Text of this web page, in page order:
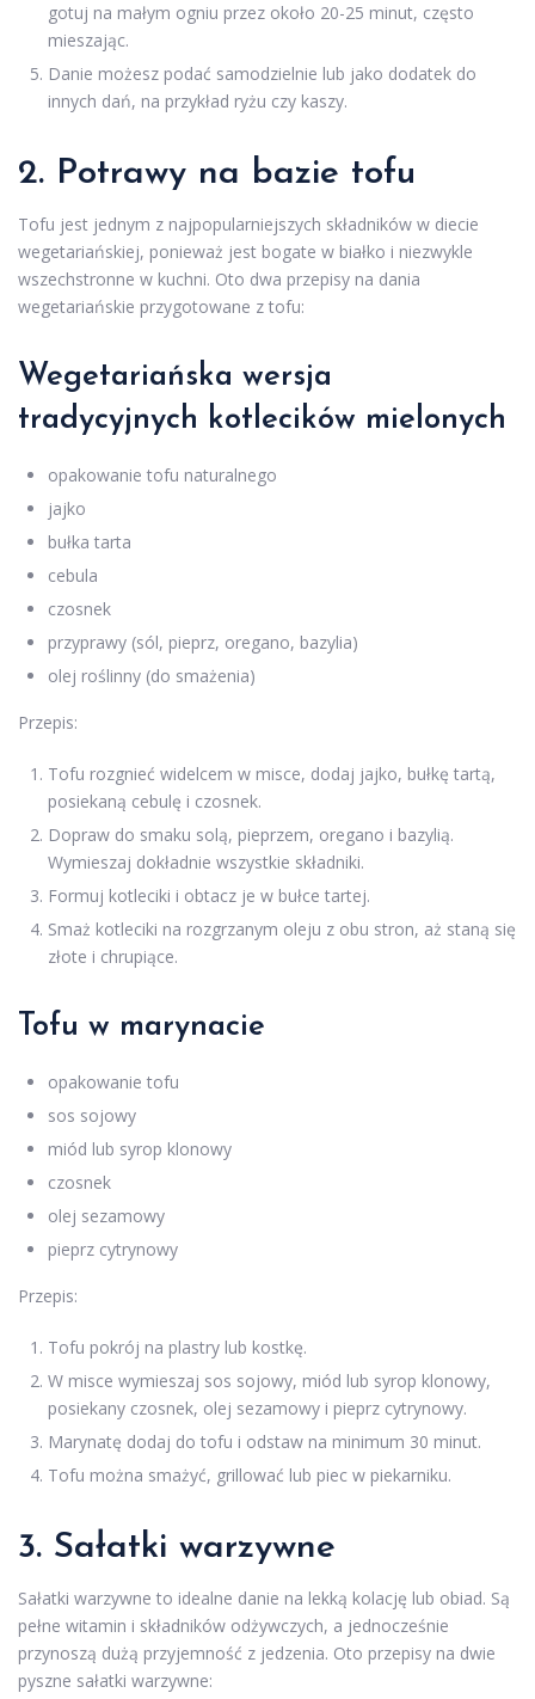
gotuj na małym ogniu przez około 20-25 minut, często
mieszając.
Danie możesz podać samodzielnie lub jako dodatek do
innych dań, na przykład ryżu czy kaszy.
2. Potrawy na bazie tofu
Tofu jest jednym z najpopularniejszych składników w diecie
wegetariańskiej, ponieważ jest bogate w białko i niezwykle
wszechstronne w kuchni. Oto dwa przepisy na dania
wegetariańskie przygotowane z tofu:
Wegetariańska wersja
tradycyjnych kotlecików mielonych
opakowanie tofu naturalnego
jajko
bułka tarta
cebula
czosnek
przyprawy (sól, pieprz, oregano, bazylia)
olej roślinny (do smażenia)
Przepis:
Tofu rozgnieć widelcem w misce, dodaj jajko, bułkę tartą,
posiekaną cebulę i czosnek.
Dopraw do smaku solą, pieprzem, oregano i bazylią.
Wymieszaj dokładnie wszystkie składniki.
Formuj kotleciki i obtacz je w bułce tartej.
Smaż kotleciki na rozgrzanym oleju z obu stron, aż staną się
złote i chrupiące.
Tofu w marynacie
opakowanie tofu
sos sojowy
miód lub syrop klonowy
czosnek
olej sezamowy
pieprz cytrynowy
Przepis:
Tofu pokrój na plastry lub kostkę.
W misce wymieszaj sos sojowy, miód lub syrop klonowy,
posiekany czosnek, olej sezamowy i pieprz cytrynowy.
Marynatę dodaj do tofu i odstaw na minimum 30 minut.
Tofu można smażyć, grillować lub piec w piekarniku.
3. Sałatki warzywne
Sałatki warzywne to idealne danie na lekką kolację lub obiad. Są
pełne witamin i składników odżywczych, a jednocześnie
przynoszą dużą przyjemność z jedzenia. Oto przepisy na dwie
pyszne sałatki warzywne: